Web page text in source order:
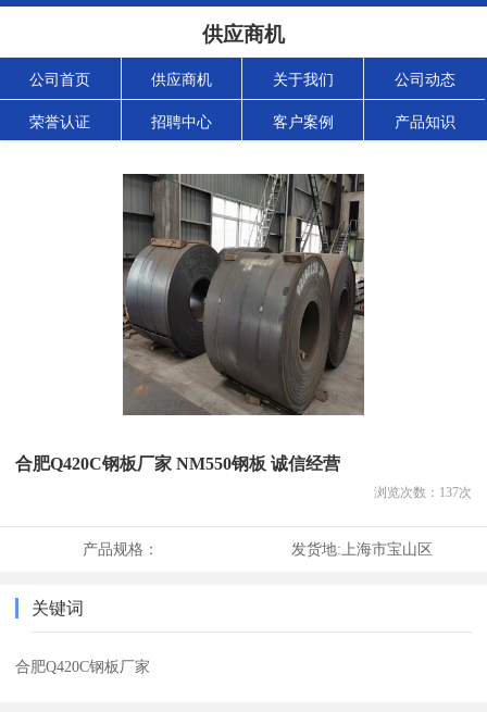
供应商机
公司首页 供应商机 关于我们 公司动态
荣誉认证 招聘中心 客户案例 产品知识
合肥Q420C钢板厂家 NM550钢板 诚信经营
浏览次数： 137次
产品规格： 发货地: 上海市宝山区
关键词
合肥Q420C钢板厂家